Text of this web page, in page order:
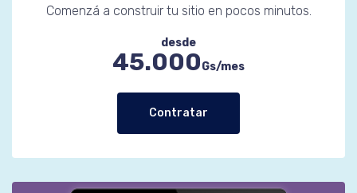
Comenzá a construir tu sitio en pocos minutos.
desde
45.000Gs/mes
Contratar